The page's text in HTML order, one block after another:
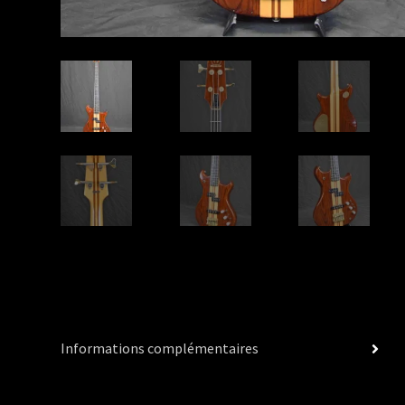
Informations complémentaires